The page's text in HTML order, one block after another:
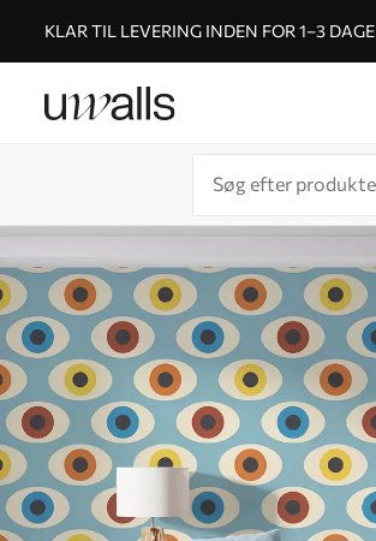
KLAR TIL LEVERING INDEN FOR 1–3 DAGE